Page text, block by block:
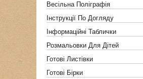
Весільна Поліграфія
Інструкції По Догляду
Інформаційні Таблички
Розмальовки Для Дітей
Готові Листівки
Готові Бірки